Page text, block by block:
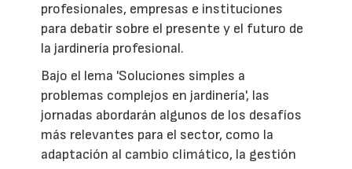
profesionales, empresas e instituciones
para debatir sobre el presente y el futuro de
la jardinería profesional.
Bajo el lema 'Soluciones simples a
problemas complejos en jardinería', las
jornadas abordarán algunos de los desafíos
más relevantes para el sector, como la
adaptación al cambio climático, la gestión